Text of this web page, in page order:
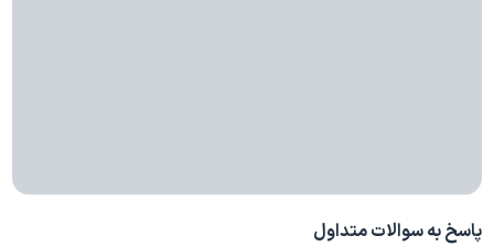
پاسخ به سوالات متداول